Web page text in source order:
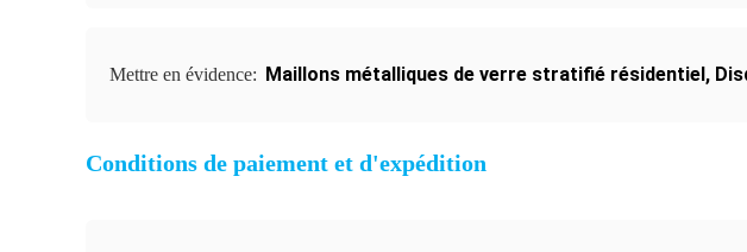
Mettre en évidence: Maillons métalliques de verre stratifié résidentiel,
Conditions de paiement et d'expédition